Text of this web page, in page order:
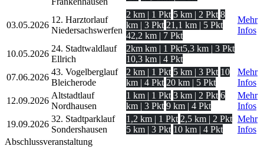
03.05.2026
12. Harztorlauf
Niedersachswerfen
2 km | 1 Pkt 5 km | 2 Pkt 8
km | 3 Pkt 21,1 km | 5 Pkt
42,2 km | 7 Pkt
Mehr
Infos
10.05.2026
24. Stadtwaldlauf
Ellrich
2km km | 1 Pkt5,3 km | 3 Pkt
10,3 km | 4 Pkt
07.06.2026
43. Vogelberglauf
Bleicherode
2 km | 1 Pkt 5 km | 3 Pkt 10
km | 4 Pkt 20 km | 5 Pkt
Mehr
Infos
12.09.2026
Altstadtlauf
Nordhausen
1 km | 1 Pkt 3 km | 2 Pkt 6
km | 3 Pkt 9 km | 4 Pkt
Mehr
Infos
19.09.2026
32. Stadtparklauf
Sondershausen
1,2 km | 1 Pkt 2,5 km | 2 Pkt
5 km | 3 Pkt 10 km | 4 Pkt
Mehr
Infos
Abschlussveranstaltung